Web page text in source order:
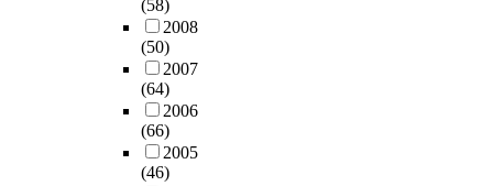
(58)
2008
(50)
2007
(64)
2006
(66)
2005
(46)